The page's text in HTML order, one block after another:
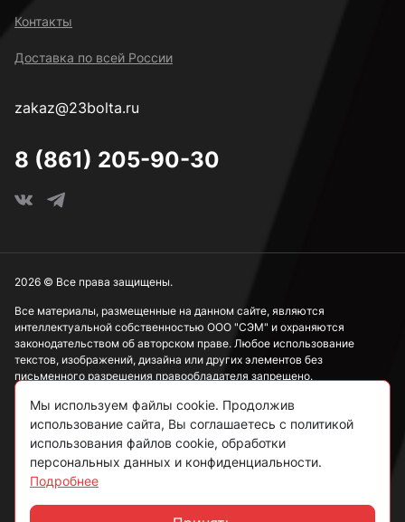
Контакты
Доставка по всей России
zakaz@23bolta.ru
8 (861) 205-90-30
Все материалы, размещенные на данном сайте, являются
интеллектуальной собственностью ООО "СЭМ" и охраняются
законодательством об авторском праве. Любое использование
текстов, изображений, дизайна или других элементов без
письменного разрешения правообладателя запрещено.
Информация, представленная на сайте, носит исключительно
ознакомительный характер и не может рассматриваться как
публичная оферта в соответствии со ст. 437 ГК РФ.
Политика конфиденциальности
Согласие на обработку данных
2026 © Все права защищены.
Мы используем файлы cookie. Продолжив
использование сайта, Вы соглашаетесь с политикой
использования файлов cookie, обработки
персональных данных и конфиденциальности.
Подробнее